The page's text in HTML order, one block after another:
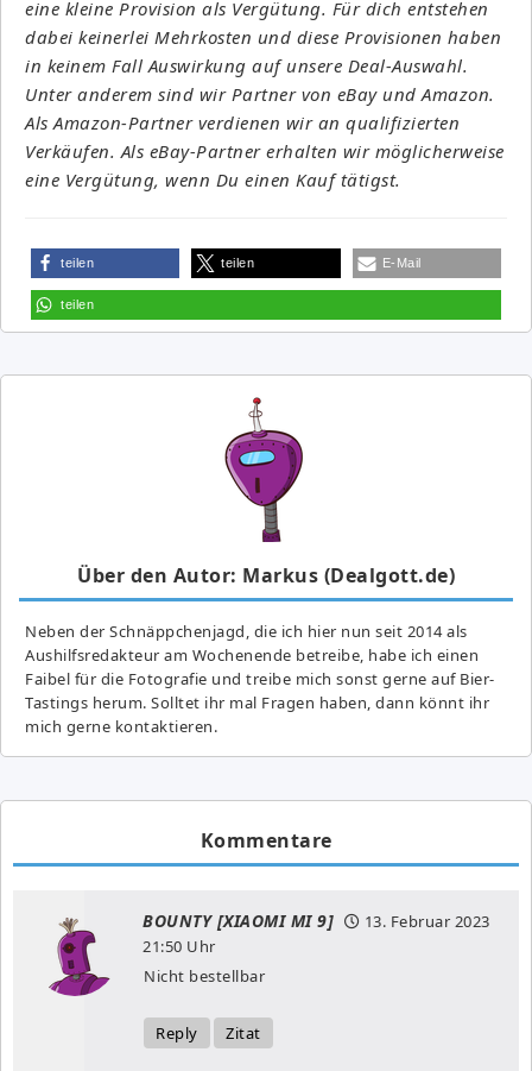
eine kleine Provision als Vergütung. Für dich entstehen
dabei keinerlei Mehrkosten und diese Provisionen haben
in keinem Fall Auswirkung auf unsere Deal-Auswahl.
Unter anderem sind wir Partner von eBay und Amazon.
Als Amazon-Partner verdienen wir an qualifizierten
Verkäufen. Als eBay-Partner erhalten wir möglicherweise
eine Vergütung, wenn Du einen Kauf tätigst.
teilen teilen E-Mail
teilen
Über den Autor: Markus (Dealgott.de)
Neben der Schnäppchenjagd, die ich hier nun seit 2014 als
Aushilfsredakteur am Wochenende betreibe, habe ich einen
Faibel für die Fotografie und treibe mich sonst gerne auf Bier-
Tastings herum. Solltet ihr mal Fragen haben, dann könnt ihr
mich gerne kontaktieren.
Kommentare
BOUNTY [XIAOMI MI 9]
13. Februar 2023
21:50 Uhr
Nicht bestellbar
Reply Zitat